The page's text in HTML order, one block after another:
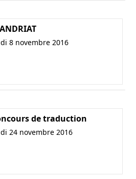
8 novembre 2016
de traduction
24 novembre 2016